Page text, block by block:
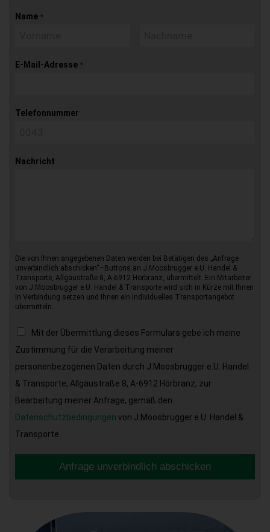
Name *
E-Mail-Adresse *
Telefonnummer
Nachricht
Die von Ihnen angegebenen Daten werden bei Betätigen des „Anfrage
unverbindlich abschicken“–Buttons an J.Moosbrugger e.U. Handel &
Transporte, Allgäustraße 8, A-6912 Hörbranz, übermittelt. Ein Mitarbeiter
von J.Moosbrugger e.U. Handel & Transporte wird sich in Kürze mit Ihnen
in Verbindung setzen und Ihnen ein individuelles Transportangebot
übermitteln.
Mit der Übermittlung dieses Formulars gebe ich meine
Zustimmung für die Verarbeitung meiner
personenbezogenen Daten durch J.Moosbrugger e.U. Handel
& Transporte, Allgäustraße 8, A-6912 Hörbranz, zur
Bearbeitung meiner Anfrage, gemäß den
Datenschutzbedingungen von J.Moosbrugger e.U. Handel &
Transporte.
Anfrage unverbindlich abschicken